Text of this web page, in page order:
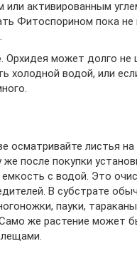
или активированным
Фитоспорином пока не
. Орхидея может долго не
холодной водой, или
осматривайте листья на
же после покупки
с водой. Это
В субстрате
пауки,
же растение может